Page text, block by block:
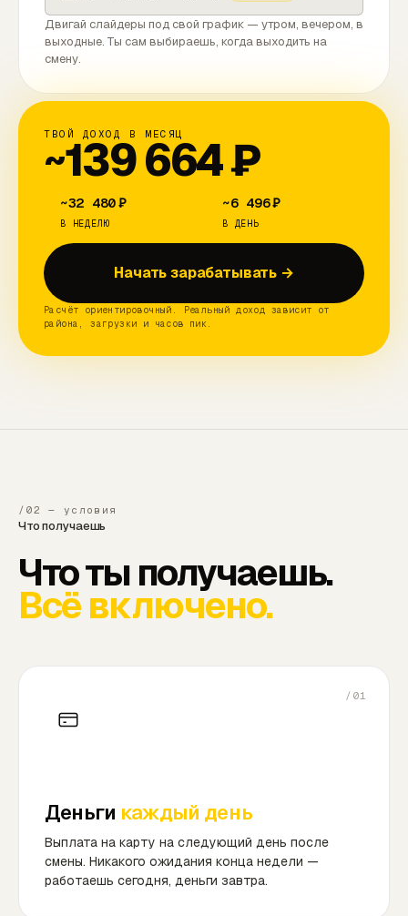
Двигай слайдеры под свой график — утром, вечером, в
выходные. Ты сам выбираешь, когда выходить на
смену.
ТВОЙ ДОХОД В МЕСЯЦ
~139 664₽
~32 480₽
В НЕДЕЛЮ
~6 496₽
В ДЕНЬ
Начать зарабатывать →
Расчёт ориентировочный. Реальный доход зависит от
района, загрузки и часов пик.
/02 — условия
Что получаешь
Что ты получаешь.
Всё включено.
/01
Деньги каждый день
Выплата на карту на следующий день после
смены. Никакого ожидания конца недели —
работаешь сегодня, деньги завтра.